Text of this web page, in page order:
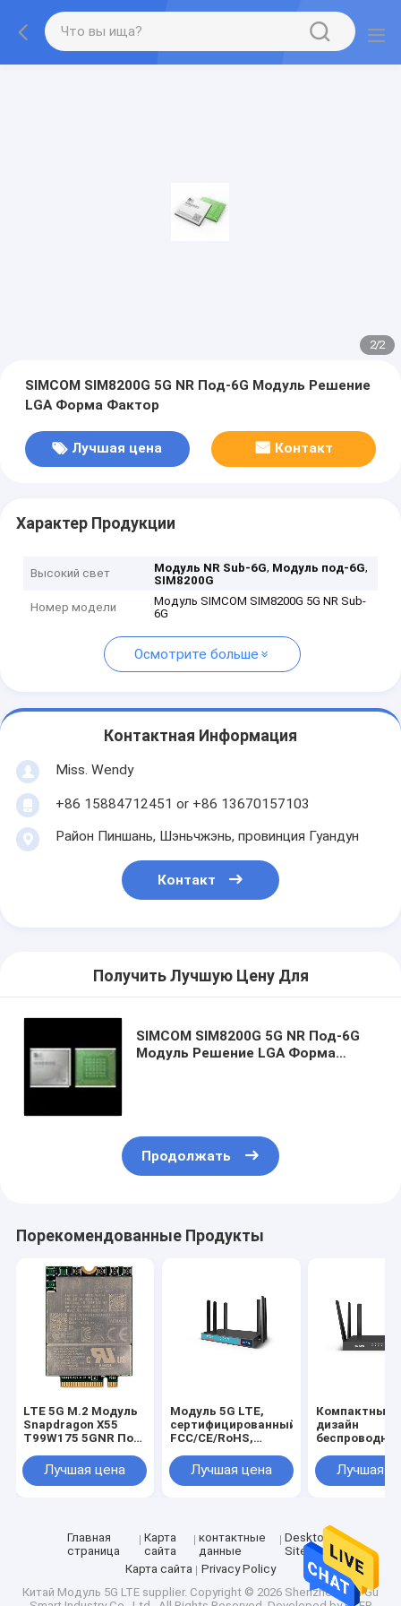
2/2
SIMCOM SIM8200G 5G NR Под-6G Модуль Решение
LGA Форма Фактор
Лучшая цена Контакт
Характер Продукции
Высокий свет Модуль NR Sub-6G, Модуль под-6G,
SIM8200G
Номер модели
Модуль SIMCOM SIM8200G 5G NR Sub-
6G
Осмотрите больше
Контактная Информация
Miss. Wendy
+86 15884712451 or +86 13670157103
Район Пиншань, Шэньчжэнь, провинция Гуандун
Контакт
Получить Лучшую Цену Для
SIMCOM SIM8200G 5G NR Под-6G
Модуль Решение LGA Форма
Продолжать
Порекомендованные Продукты
LTE 5G M.2 Модуль
Snapdragon X55
T99W175 5GNR Под
Лучшая цена
Модуль 5G LTE,
сертифицированный
FCC/CE/RoHS,
внешней антенной
Лучшая цена
Компактный
дизайн
интерфейсом
2.0/UART
Лучшая
Главная
страница
Карта
сайта
контактные
данные
Desktop
Site
Карта сайта
Privacy Policy
Китай Модуль 5G LTE supplier. Copyright © 2026 Shenzhen Pan Gu